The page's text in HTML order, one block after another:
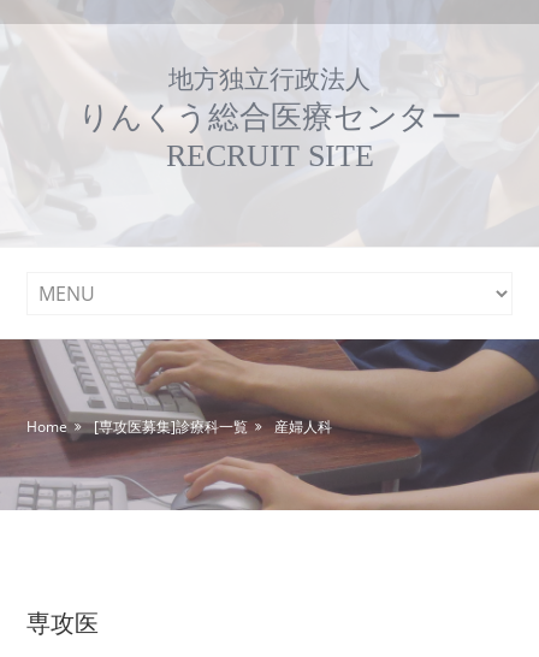
地方独立行政法人
りんくう総合医療センター
RECRUIT SITE
Home [専攻医募集]診療科一覧 産婦人科
専攻医